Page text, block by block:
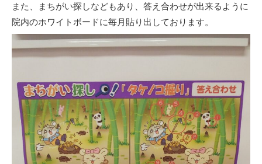
また、まちがい探しなどもあり、答え合わせが出来るように
院内のホワイトボードに毎月貼り出しております。